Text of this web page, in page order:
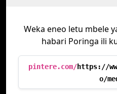
Weka eneo letu mbele
habari Poringa ili
pintere.com/https://
o/